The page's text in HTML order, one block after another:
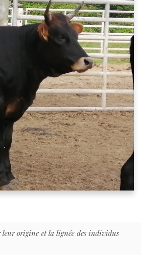
leur origine et la lignée des individus